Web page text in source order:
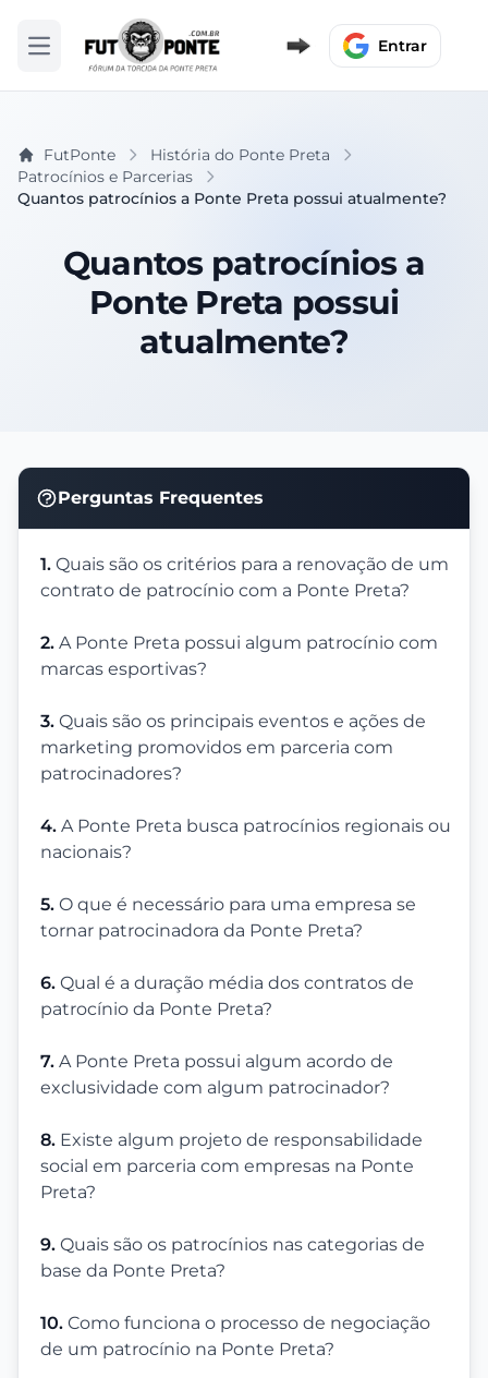
Abrir menu Entrar
FutPonte
História do Ponte Preta
Patrocínios e Parcerias
Quantos patrocínios a Ponte Preta possui atualmente?
Quantos patrocínios a
Ponte Preta possui
atualmente?
Perguntas Frequentes
1. Quais são os critérios para a renovação de um
contrato de patrocínio com a Ponte Preta?
2. A Ponte Preta possui algum patrocínio com
marcas esportivas?
3. Quais são os principais eventos e ações de
marketing promovidos em parceria com
patrocinadores?
4. A Ponte Preta busca patrocínios regionais ou
nacionais?
5. O que é necessário para uma empresa se
tornar patrocinadora da Ponte Preta?
6. Qual é a duração média dos contratos de
patrocínio da Ponte Preta?
7. A Ponte Preta possui algum acordo de
exclusividade com algum patrocinador?
8. Existe algum projeto de responsabilidade
social em parceria com empresas na Ponte
Preta?
9. Quais são os patrocínios nas categorias de
base da Ponte Preta?
10. Como funciona o processo de negociação
de um patrocínio na Ponte Preta?